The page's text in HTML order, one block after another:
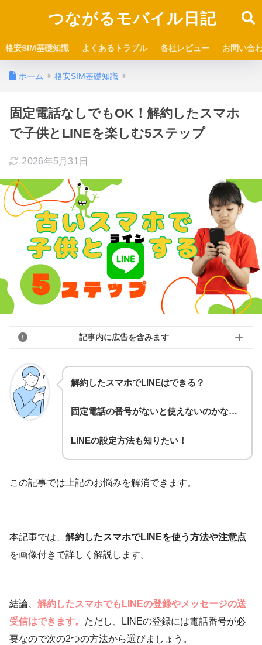
つながるモバイル日記
格安SIM基礎知識 よくあるトラブル 各社レビュー お問い合
ホーム 格安SIM基礎知識
固定電話なしでもOK！解約したスマホ
で子供とLINEを楽しむ5ステップ
2026年5月31日
記事内に広告を含みます
解約したスマホでLINEはできる？
固定電話の番号がないと使えないのかな…
LINEの設定方法も知りたい！
この記事では上記のお悩みを解消できます。
本記事では、 解約したスマホでLINEを使う方法や注意点
を画像付きで詳しく解説します。
結論、 解約したスマホでもLINEの登録やメッセージの送
受信はできます。 ただし、LINEの登録には電話番号が必
要なので次の2つの方法から選びましょう。